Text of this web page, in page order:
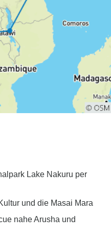
Lake Nakuru per
und die Masai Mara
nahe Arusha und